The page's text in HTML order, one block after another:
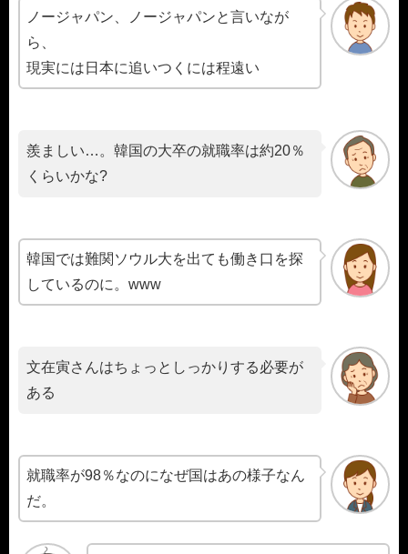
ノージャパン、ノージャパンと言いなが
ら、
現実には日本に追いつくには程遠い
羨ましい…。韓国の大卒の就職率は約20％
くらいかな?
韓国では難関ソウル大を出ても働き口を探
しているのに。www
文在寅さんはちょっとしっかりする必要が
ある
就職率が98％なのになぜ国はあの様子なん
だ。